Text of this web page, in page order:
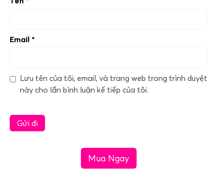
Email *
Lưu tên của tôi, email, và trang web trong trình duyệt
này cho lần bình luận kế tiếp của tôi.
Mua Ngay